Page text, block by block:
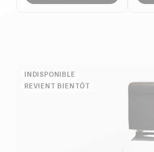
INDISPONIBLE
REVIENT BIENTÔT